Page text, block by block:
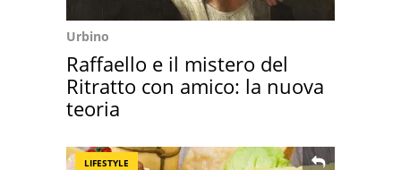
Urbino
Raffaello e il mistero del
Ritratto con amico: la nuova
teoria
LIFESTYLE